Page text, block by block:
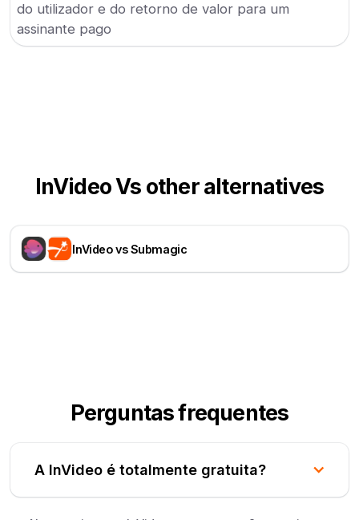
do utilizador e do retorno de valor para um
assinante pago
InVideo Vs other alternatives
InVideo vs Submagic
Perguntas frequentes
A InVideo é totalmente gratuita?